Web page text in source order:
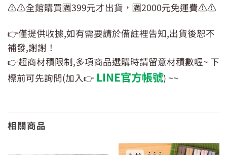
⚠️⚠️全館購買🈵399元才出貨，🈵2000元免運費⚠️⚠️
👉僅提供收據,如有需要請於備註裡告知,出貨後恕不
補發,謝謝！
👉超商材積限制,多項商品選購時請留意材積數喔~ 下
標前可先詢問(加入👉 LINE官方帳號) ~~
相關商品